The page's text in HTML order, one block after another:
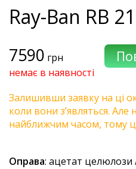
Ray-Ban RB
7590 грн
немає в наявності
Залишивши заявку на ці
коли вони з’являться.
найближчим часом, тому
Оправа: ацетат целюлози